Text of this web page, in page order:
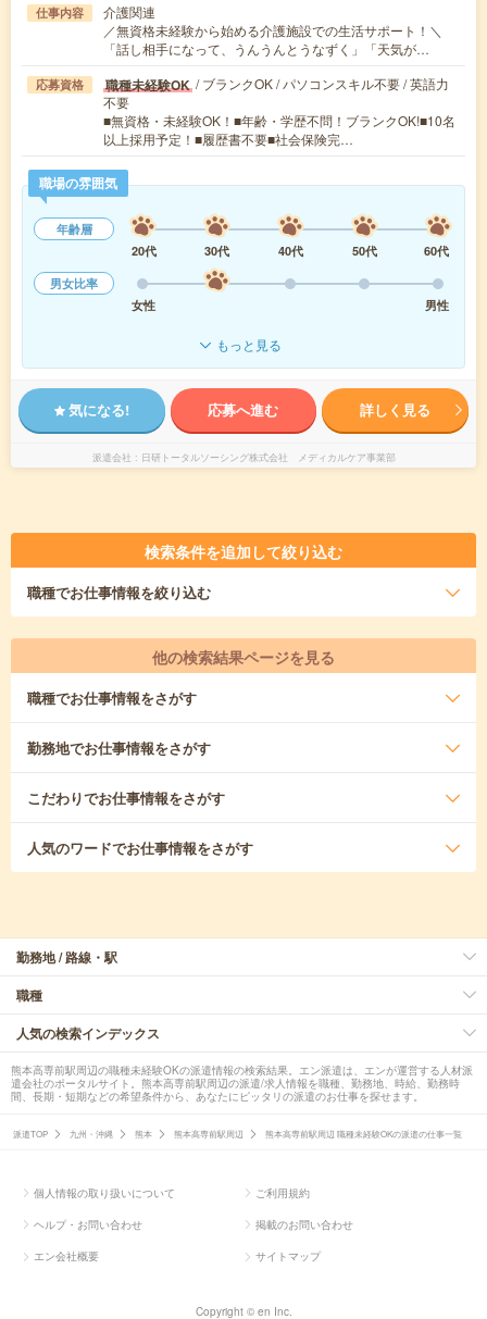
仕事内容
介護関連
／無資格未経験から始める介護施設での生活サポート！＼
「話し相手になって、うんうんとうなずく」「天気が…
応募資格 職種未経験OK / ブランクOK / パソコンスキル不要 / 英語力
不要
■無資格・未経験OK！■年齢・学歴不問！ブランクOK!■10名
以上採用予定！■履歴書不要■社会保険完…
職場の雰囲気
年齢層
20代
30代 40代 50代
60代
男女比率
女性
男性
もっと見る
気になる! 応募へ進む 詳しく見る
派遣会社 日研トータルソーシング株式会社 メディカルケア事業部
検索条件を追加して絞り込む
職種でお仕事情報を絞り込む
他の検索結果ページを見る
職種でお仕事情報をさがす
勤務地でお仕事情報をさがす
こだわりでお仕事情報をさがす
人気のワードでお仕事情報をさがす
勤務地 / 路線・駅
職種
人気の検索インデックス
熊本高専前駅周辺の職種未経験OKの派遣情報の検索結果。エン派遣は、エンが運営する人材派
遣会社のポータルサイト。熊本高専前駅周辺の派遣/求人情報を職種、勤務地、時給、勤務時
間、長期・短期などの希望条件から、あなたにピッタリの派遣のお仕事を探せます。
派遣TOP 九州・沖縄 熊本 熊本高専前駅周辺 熊本高専前駅周辺 職種未経験OKの派遣の仕事一覧
個人情報の取り扱いについて ご利用規約
ヘルプ・お問い合わせ 掲載のお問い合わせ
エン会社概要 サイトマップ
Copyright © en Inc.